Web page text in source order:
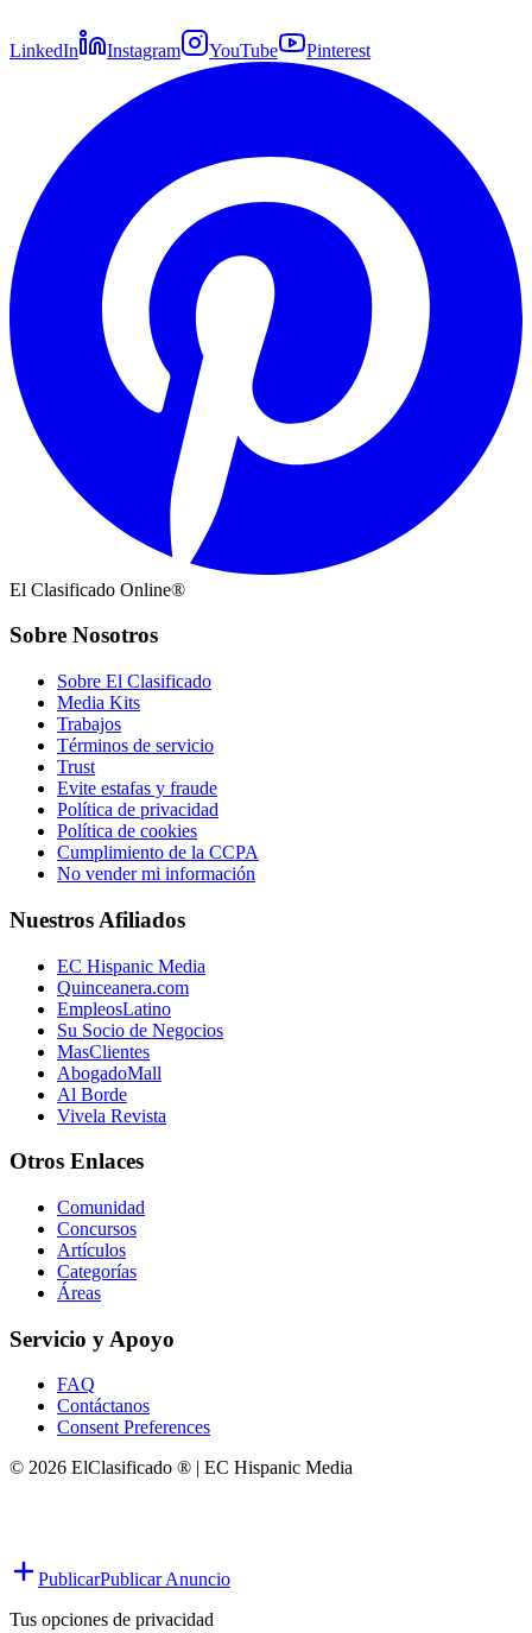
LinkedIn Instagram YouTube Pinterest
El Clasificado Online®
Sobre Nosotros
Sobre El Clasificado
Media Kits
Trabajos
Términos de servicio
Trust
Evite estafas y fraude
Política de privacidad
Política de cookies
Cumplimiento de la CCPA
No vender mi información
Nuestros Afiliados
EC Hispanic Media
Quinceanera.com
EmpleosLatino
Su Socio de Negocios
MasClientes
AbogadoMall
Al Borde
Vivela Revista
Otros Enlaces
Comunidad
Concursos
Artículos
Categorías
Áreas
Servicio y Apoyo
FAQ
Contáctanos
Consent Preferences
© 2026 ElClasificado ® | EC Hispanic Media
PublicarPublicar Anuncio
Tus opciones de privacidad